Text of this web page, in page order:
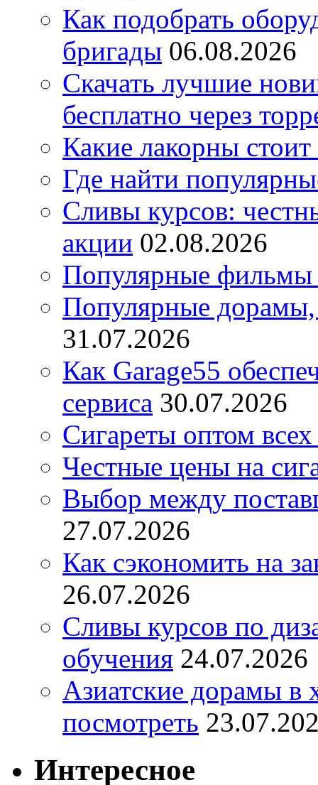
Как подобрать
бригады 06.08.2026
Скачать лучшие
бесплатно через
Какие лакорны стоит
Где найти
Сливы курсов:
акции 02.08.2026
Популярные фильмы
Популярные дорамы,
31.07.2026
Как Garage55
сервиса 30.07.2026
Сигареты оптом
Честные цены на
Выбор между
27.07.2026
Как сэкономить на
26.07.2026
Сливы курсов по
обучения 24.07.2026
Азиатские дорамы в
посмотреть
Интересное